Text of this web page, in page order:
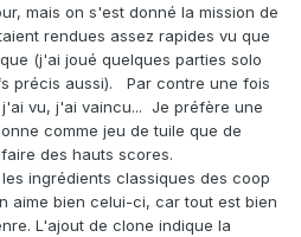
mais on s'est donné la mission de
rendues assez rapides vu que
(j'ai joué quelques parties solo
précis aussi). Par contre une fois
vu, j'ai vaincu... Je préfère une
comme jeu de tuile que de
des hauts scores.
ingrédients classiques des coop
aime bien celui-ci, car tout est bien
L'ajout de clone indique la